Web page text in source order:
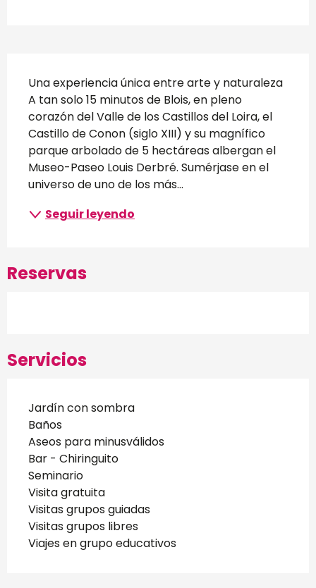
Descripción
Una experiencia única entre arte y naturaleza
A tan solo 15 minutos de Blois, en pleno
corazón del Valle de los Castillos del Loira, el
Castillo de Conon (siglo XIII) y su magnífico
parque arbolado de 5 hectáreas albergan el
Museo-Paseo Louis Derbré. Sumérjase en el
universo de uno de los más...
Seguir leyendo
Reservas
Servicios
Jardín con sombra
Baños
Aseos para minusválidos
Bar - Chiringuito
Seminario
Visita gratuita
Visitas grupos guiadas
Visitas grupos libres
Viajes en grupo educativos